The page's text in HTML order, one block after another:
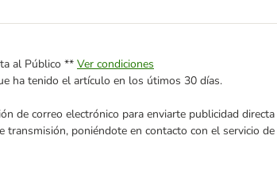
al Público ** Ver condiciones
ha tenido el artículo en los útimos 30 días.
de correo electrónico para enviarte publicidad
transmisión, poniéndote en contacto con el servicio